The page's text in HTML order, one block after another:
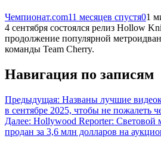
Чемпионат.com11 месяцев спустя01
4 сентября состоялся релиз Hollow
продолжение популярной
команды Team Cherry.
Навигация по записям
Предыдущая: Названы лучшие
в сентябре 2025, чтобы не пожалеть
Далее: Hollywood Reporter: Световой
продан за 3,6 млн долларов на